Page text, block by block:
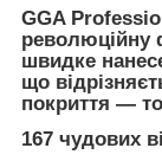
GGA
революційну
швидке
що
покриття —
167 чудових